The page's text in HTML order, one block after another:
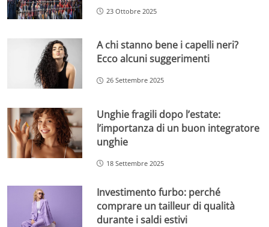
23 Ottobre 2025
A chi stanno bene i capelli neri?
Ecco alcuni suggerimenti
26 Settembre 2025
Unghie fragili dopo l’estate:
l’importanza di un buon integratore
unghie
18 Settembre 2025
Investimento furbo: perché
comprare un tailleur di qualità
durante i saldi estivi